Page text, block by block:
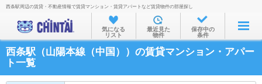
お部屋を探す
沿線・駅から
住所から
家賃相場から
西条駅周辺の賃貸・不動産情報で賃貸マンション・賃貸アパートなど賃貸物件の部屋探し
気になる
リスト
最近見た
物件
保存中の
条件
西条駅（山陽本線（中国））の賃貸マンション・アパー
ト一覧